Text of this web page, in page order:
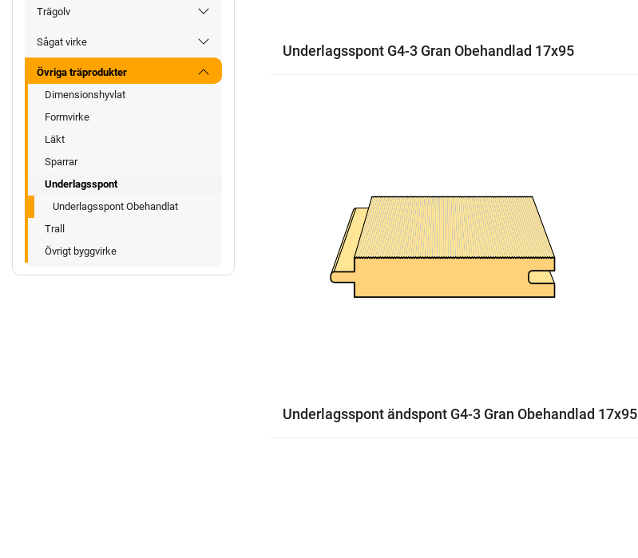
Trägolv
Sågat virke
Övriga träprodukter
Dimensionshyvlat
Formvirke
Läkt
Sparrar
Underlagsspont
Underlagsspont Obehandlat
Trall
Övrigt byggvirke
Underlagsspont G4-3 Gran Obehandlad 17x95
Underlagsspont ändspont G4-3 Gran Obehandlad 17x95